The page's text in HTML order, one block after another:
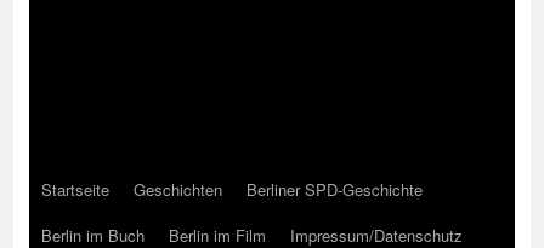
Startseite Geschichten
Berliner SPD-Geschichte
Berlin im Buch
Berlin im Film
Impressum/Datenschutz